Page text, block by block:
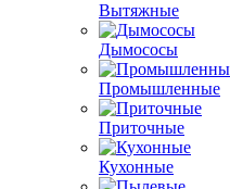
Вытяжные
Дымососы
Промышленные
Приточные
Кухонные